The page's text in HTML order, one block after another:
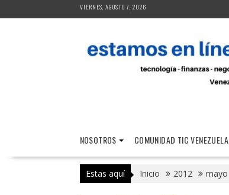
al
VIERNES, AGOSTO 7, 2026
NOSOTROS COMUNIDAD TIC VENEZUELA
Estas aquí Inicio 2012 mayo